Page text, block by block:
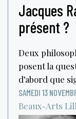
Jacques
présent ?
Deux
posent la
d’abord que
SAMEDI 13
Beaux-Arts